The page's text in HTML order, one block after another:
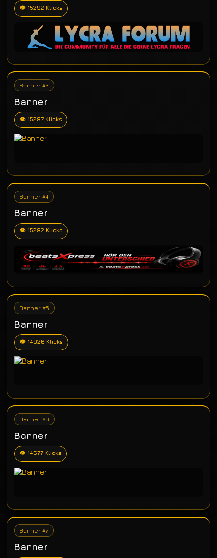
👁 15292 Klicks
Banner #3
Banner
👁 15287 Klicks
Banner #4
Banner
👁 15282 Klicks
Banner #5
Banner
👁 14926 Klicks
Banner #6
Banner
👁 14577 Klicks
Banner #7
Banner